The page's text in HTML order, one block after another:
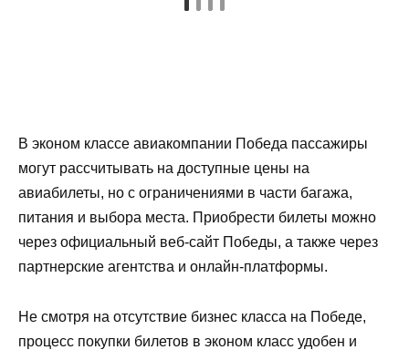
В эконом классе авиакомпании Победа пассажиры
могут рассчитывать на доступные цены на
авиабилеты, но с ограничениями в части багажа,
питания и выбора места. Приобрести билеты можно
через официальный веб-сайт Победы, а также через
партнерские агентства и онлайн-платформы.
Не смотря на отсутствие бизнес класса на Победе,
процесс покупки билетов в эконом класс удобен и